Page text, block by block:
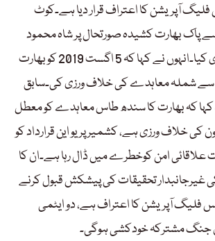
آپریشن کا اعتراف قرار دیا ہے۔کوٹ
پاک بھارت کشیدہ صورتحال پر شاہ محمود
قریشی نے بیان جاری کیا۔انہوں نے کہا کہ 5 اگست 2019 کو بھارت
سے شملہ معاہدے کی خلاف ورزی کی۔سابق
کہا کہ بھارت کا سندھ طاس معاہدے کو معطل
کی خلاف ورزی ہے، کشمیر پر یو این قرارداد کو
علاقائی امن کوخطرے میں ڈال رہا ہے۔ان کا
غیرجانبدار تحقیقات کی پیشکش قبول کرنے
آپریشن کا اعتراف ہے، دو ایٹمی
جنگ مشترکہ خودکشی ہوگی۔